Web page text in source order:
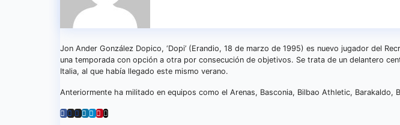
Jon Ander González Dopico, ‘Dopi’ (Erandio, 18 de marzo de 1995) es nuevo jugador del
una temporada con opción a otra por consecución de objetivos. Se trata de un delantero
Italia, al que había llegado este mismo verano.
Anteriormente ha militado en equipos como el Arenas, Basconia, Bilbao Athletic, Barakaldo,